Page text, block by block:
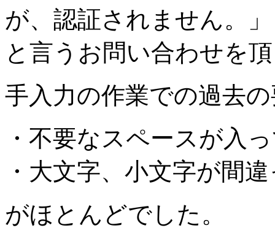
が、認証されません。」
と言うお問い合わせを
手入力の作業での過去
・不要なスペースが入
・大文字、小文字が間
がほとんどでした。